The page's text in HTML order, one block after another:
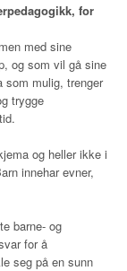
for
med sine
og som vil gå sine
som mulig, trenger
trygge
og heller ikke i
innehar evner,
barne- og
for å
seg på en sunn